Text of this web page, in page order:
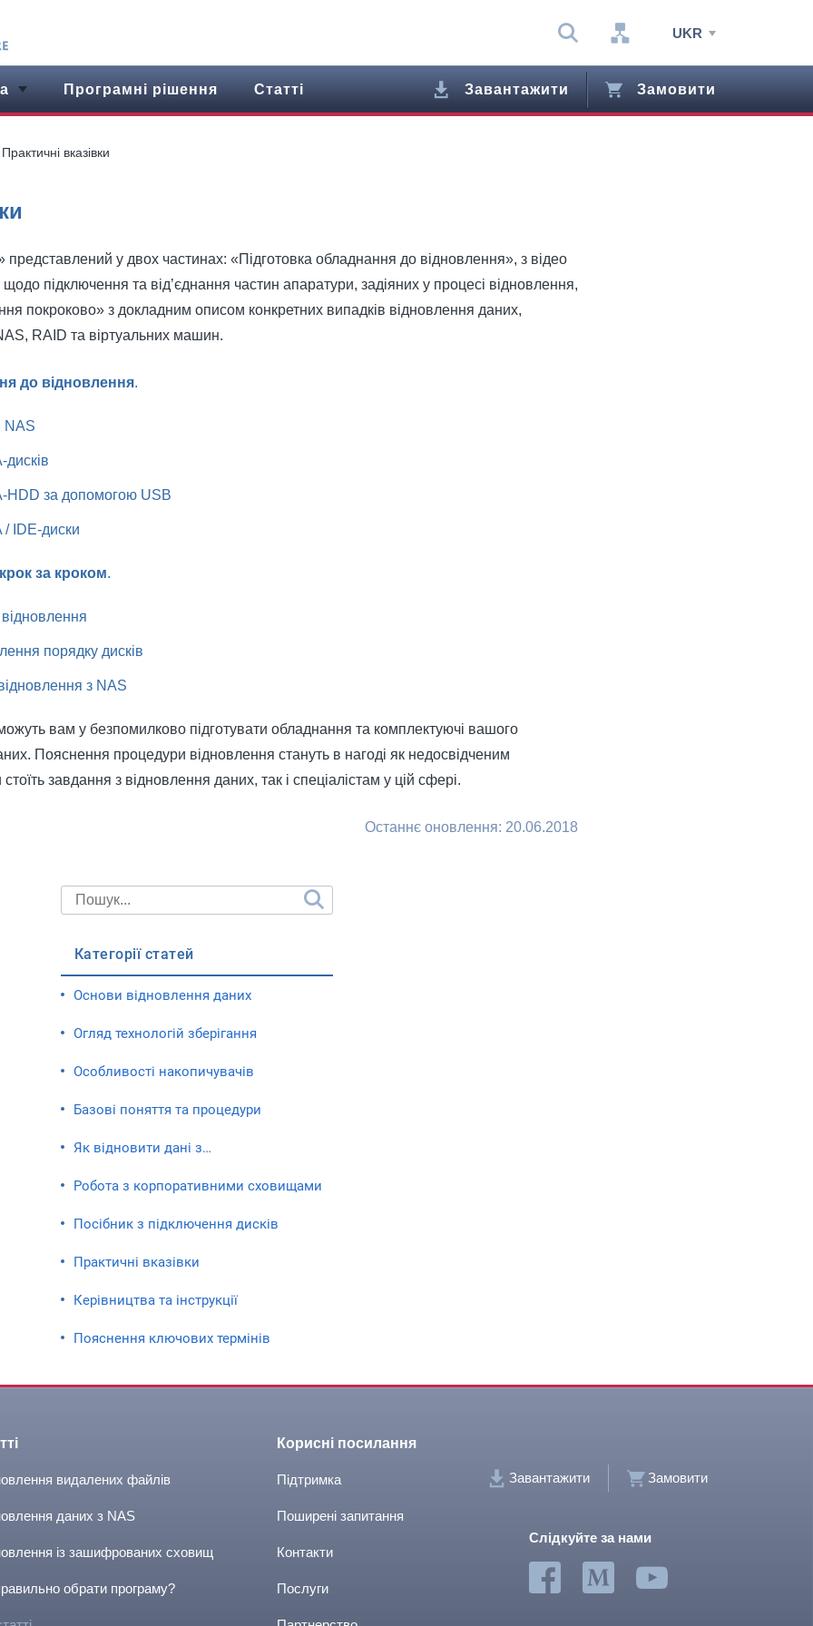
UKR
Програмні рішення Статті Завантажити Замовити
Практичні вказівки
представлений у двох частинах: «Підготовка обладнання до відновлення», з відео
щодо підключення та від’єднання частин апаратури, задіяних у процесі відновлення,
покроково» з докладним описом конкретних випадків відновлення даних,
RAID та віртуальних машин.
до відновлення.
NAS
HDD за допомогою USB
IDE-диски
за кроком.
порядку дисків
з NAS
вам у безпомилково підготувати обладнання та комплектуючі вашого
Пояснення процедури відновлення стануть в нагоді як недосвідченим
завдання з відновлення даних, так і спеціалістам у цій сфері.
Останнє оновлення: 20.06.2018
Категорії статей
Основи відновлення даних
Огляд технологій зберігання
Особливості накопичувачів
Базові поняття та процедури
Як відновити дані з…
Робота з корпоративними сховищами
Посібник з підключення дисків
Практичні вказівки
Керівництва та інструкції
Пояснення ключових термінів
видалених файлів
даних з NAS
із зашифрованих сховищ
обрати програму?
Корисні посилання
Підтримка
Поширені запитання
Контакти
Послуги
Завантажити Замовити
Слідкуйте за нами